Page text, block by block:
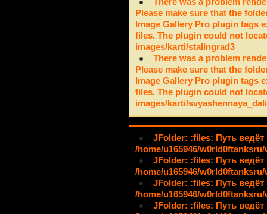
Please make sure that the
Image Gallery Pro plugin tags
files. The plugin could not
images/karti/stalingrad3
There was a problem
Please make sure that the
Image Gallery Pro plugin tags
files. The plugin could not
images/karti/
JFolder: :files: Путь ведёт
/home/u165946/
JFolder: :files: Путь ведёт
/home/u165946/
JFolder: :files: Путь ведёт
/home/u165946/
JFolder: :files: Путь ведёт